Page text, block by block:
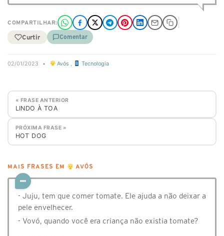
COMPARTILHAR:
Curtir Comentar
02/01/2023 • Avós , Tecnologia
« FRASE ANTERIOR
LINDO À TOA
PRÓXIMA FRASE »
HOT DOG
MAIS FRASES EM AVÓS
- Juju, tem que comer tomate. Ele ajuda a não deixar a
pele envelhecer.
- Vovó, quando você era criança não existia tomate?